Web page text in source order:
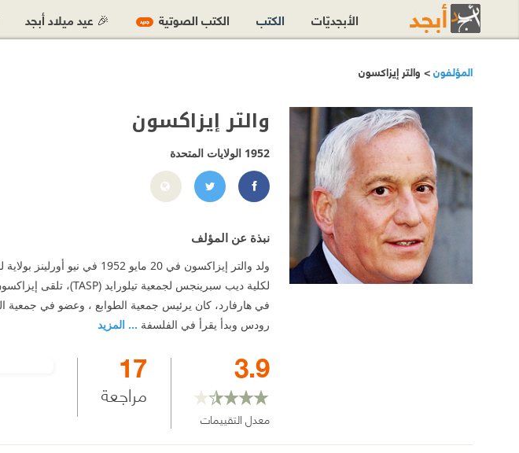
المؤلفون> والتر إيزاكسون
والتر إيزاكسون
1952 الولايات المتحدة
https://www.facebook.com/isaacsonw
https://twitter.com/WalterIsaacson
نبذة عن المؤلف
ولد والتر إيزاكسون في 20
في هارفارد، كان يرئيس جمعية الطوابع ، وعضو في
رودس وبدأ يقرأ في الفلسفة ... المزيد
3.9
معدل التقييمات
17
مراجعة
الأبجديّات الكتب الكتب الصوتية جديد 🎉 عيد ميلاد أبجد